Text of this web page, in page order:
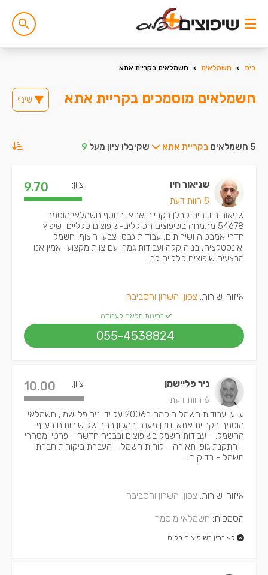
בית > חשמלאים > חשמלאים בקריית אתא
חשמלאים מוסמכים בקריית אתא שינוי
5 חשמלאים בקריית אתא שקיבלו ציון מעל 9
שניאור חיו
5 חוות דעת
ציון: 9.70
שניאור חיו, הינו קבלן בקריית אתא. בנוסף חשמלאי מוסמך
54678 מתמחה בשיפוצים הכוללים-שיפוצים כלליים, שיפוץ
חדרי אמבטיה ושירותים, עבודות גבס, צבע, ריצוף, חשמל
ואינסטלציה, בניה קלה ועבודות גמר. עם צוות מקצועי ואמין אנו
מבצעים שיפוצים כלליים לב...
איזורי שירות: צפון, השרון והסביבה
זמינות מלאה לעבודה
055-4538824
ניר פליישמן
6 חוות דעת
ציון: 10.00
ע. ע. עבודות חשמל הוקמה ב2006 על ידי ניר פליישמן, חשמלאי
מוסמך בקריית אתא. נותן מענה במגוון רחב של שירותים בענף
החשמל; - עבודות חשמל בשיפוצים ובבניה חדשה - פרטי ומסחרי
- התקנת גופי תאורה - לוחות חשמל - העברת ביקורות חברת
חשמל - בדיקות...
איזורי שירות: צפון, השרון והסביבה
הסמכות: חשמלאי מוסמך
לא זמין בשיפוצים פלוס